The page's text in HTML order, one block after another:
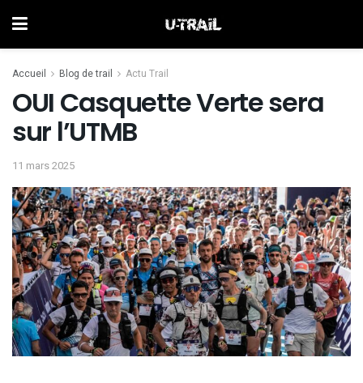
Accueil Blog de trail Actu Trail
OUI Casquette Verte sera
sur l’UTMB
11 mars 2025